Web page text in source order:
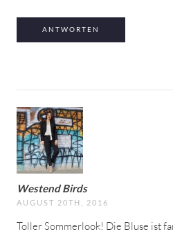
ANTWORTEN
Westend Birds
AUGUST 20TH, 2016
Toller Sommerlook! Die Bluse ist